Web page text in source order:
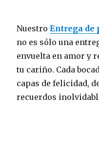
NuestroEntrega de
no es sólo una
envuelta en amor y
tu cariño. Cada
capas de felicidad,
recuerdos